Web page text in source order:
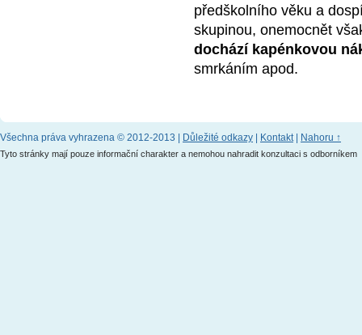
předškolního věku a
skupinou, onemocnět
dochází kapénkovou
smrkáním apod.
Všechna práva vyhrazena © 2012-2013 | Důležité odkazy Kontakt| Nahoru ↑
Tyto stránky mají pouze informační charakter a nemohou nahradit konzultaci s odborníkem